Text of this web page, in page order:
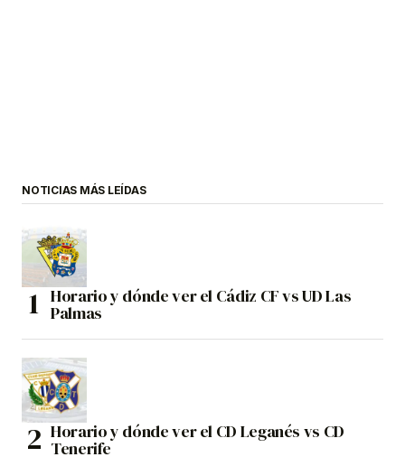
NOTICIAS MÁS LEÍDAS
Horario y dónde ver el Cádiz CF vs UD Las
Palmas
Horario y dónde ver el CD Leganés vs CD
Tenerife